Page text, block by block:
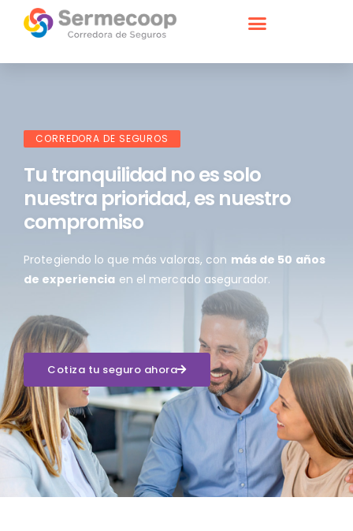
CORREDORA DE SEGUROS
Tu tranquilidad no es solo
nuestra prioridad, es nuestro
compromiso
Protegiendo lo que más valoras, con más de 50 años
de experiencia en el mercado asegurador.​
Cotiza tu seguro ahora